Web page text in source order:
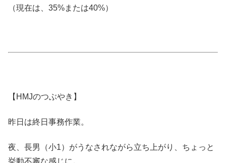
（現在は、35%または40%）
【HMJのつぶやき】
昨日は終日事務作業。
夜、長男（小1）がうなされながら立ち上がり、ちょっと